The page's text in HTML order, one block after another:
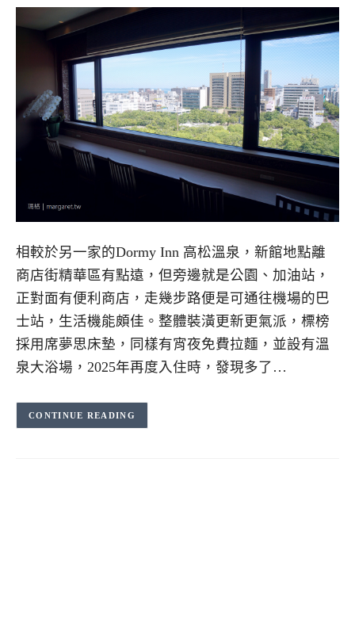
相較於另一家的Dormy Inn 高松溫泉，新館地點離
商店街精華區有點遠，但旁邊就是公園、加油站，
正對面有便利商店，走幾步路便是可通往機場的巴
士站，生活機能頗佳。整體裝潢更新更氣派，標榜
採用席夢思床墊，同樣有宵夜免費拉麵，並設有溫
泉大浴場，2025年再度入住時，發現多了…
CONTINUE READING